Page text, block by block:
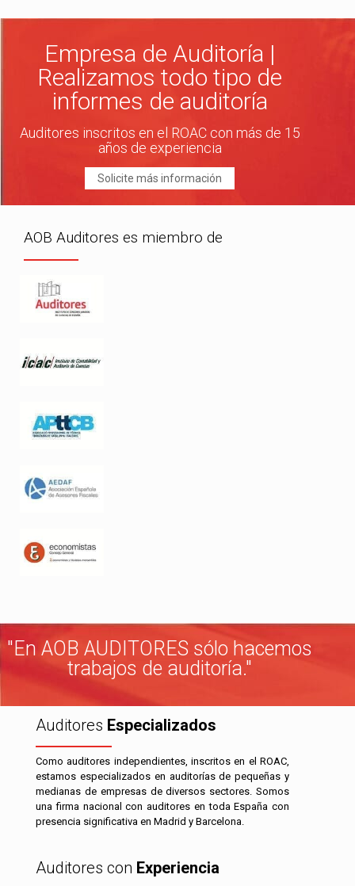
Empresa de Auditoría |
Realizamos todo tipo de
informes de auditoría
Auditores inscritos en el ROAC con más de 15
años de experiencia
Solicite más información
AOB Auditores es miembro de
"En AOB AUDITORES sólo hacemos
trabajos de auditoría."
Auditores Especializados
Como auditores independientes, inscritos en el ROAC,
estamos especializados en auditorías de pequeñas y
medianas de empresas de diversos sectores. Somos
una firma nacional con auditores en toda España con
presencia significativa en Madrid y Barcelona.
Auditores con Experiencia